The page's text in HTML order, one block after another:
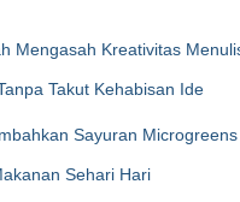
Mengasah Kreativitas
Takut Kehabisan Ide
Sayuran
Sehari Hari